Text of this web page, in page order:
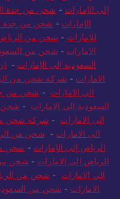
لقطر-شحن بري من السعودية
إلى الإمارات- شحن من جدة
الإمارات- شحن من جدة
للامارات - شحن من الرياض
الامارات-شحن من
السعودية إلى الإمارات -
الامارات- شركة شحن من
الي الامارات-شحن من
السعودية الى الامارات- شحن
الى الامارات- شركة شحن
الى الامارات - شحن من
الرياض إلى الإمارات-شحن
الرياض الى الامارات - شحن
الي الامارات- شحن من